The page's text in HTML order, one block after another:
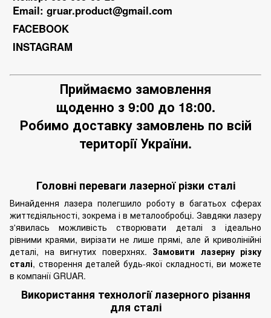
Email: gruar.product@gmail.com
FACEBOOK
INSTAGRAM
Приймаємо замовлення
щоденно з 9:00 до 18:00.
Робимо доставку замовлень по всій
території України.
Головні переваги лазерної різки сталі
Винайдення лазера полегшило роботу в багатьох сферах
життєдіяльності, зокрема і в металообробці. Завдяки лазеру
з'явилась можливість створювати деталі з ідеально
рівними краями, вирізати не лише прямі, але й криволінійні
деталі, на вигнутих поверхнях. Замовити лазерну різку
сталі, створення деталей будь-якої складності, ви можете
в компанії GRUAR.
Використання технології лазерного різання
для сталі